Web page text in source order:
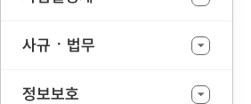
사규ㆍ법무
정보보호